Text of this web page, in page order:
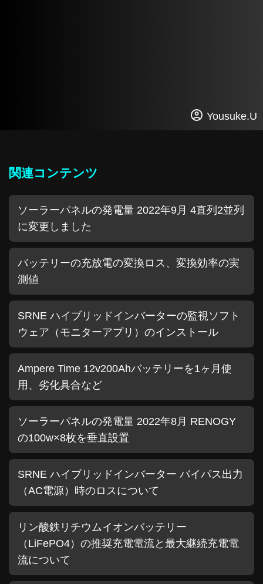
Yousuke.U
関連コンテンツ
ソーラーパネルの発電量 2022年9月 4直列2並列
に変更しました
バッテリーの充放電の変換ロス、変換効率の実
測値
SRNE ハイブリッドインバーターの監視ソフト
ウェア（モニターアプリ）のインストール
Ampere Time 12v200Ahバッテリーを1ヶ月使
用、劣化具合など
ソーラーパネルの発電量 2022年8月 RENOGY
の100w×8枚を垂直設置
SRNE ハイブリッドインバーター バイパス出力
（AC電源）時のロスについて
リン酸鉄リチウムイオンバッテリー
（LiFePO4）の推奨充電電流と最大継続充電電
流について